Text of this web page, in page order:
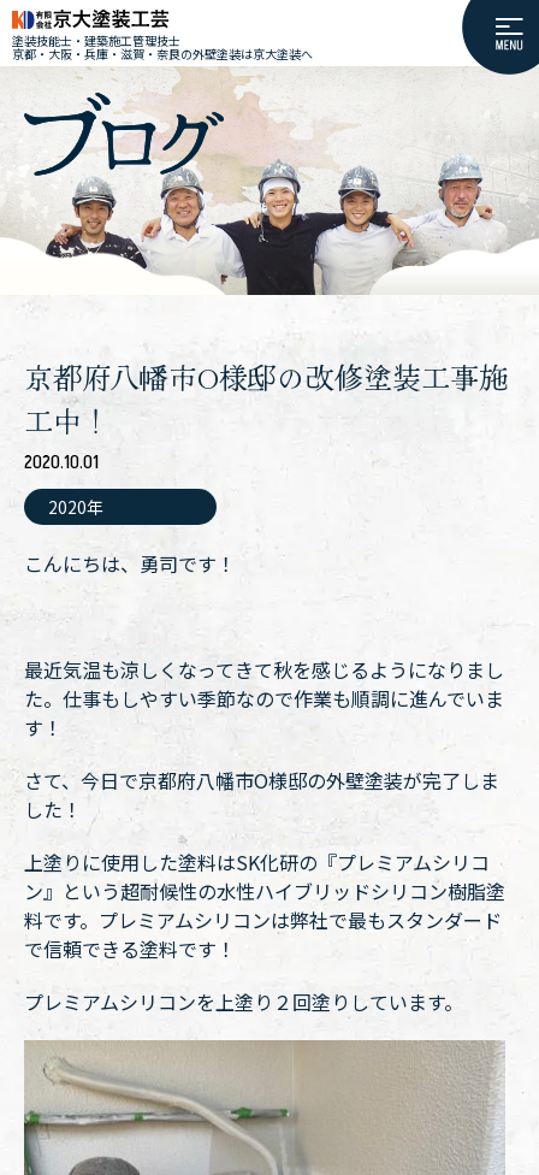
塗装技能士・建築施工管理技士
京都・大阪・兵庫・滋賀・奈良の外壁塗装は京大塗装へ
京都府八幡市O様邸の改修塗装工事施
工中！
2020.10.01
2020年
こんにちは、勇司です！
最近気温も涼しくなってきて秋を感じるようになりまし
た。仕事もしやすい季節なので作業も順調に進んでいま
す！
さて、今日で京都府八幡市O様邸の外壁塗装が完了しま
した！
上塗りに使用した塗料はSK化研の『プレミアムシリコ
ン』という超耐候性の水性ハイブリッドシリコン樹脂塗
料です。プレミアムシリコンは弊社で最もスタンダード
で信頼できる塗料です！
プレミアムシリコンを上塗り２回塗りしています。